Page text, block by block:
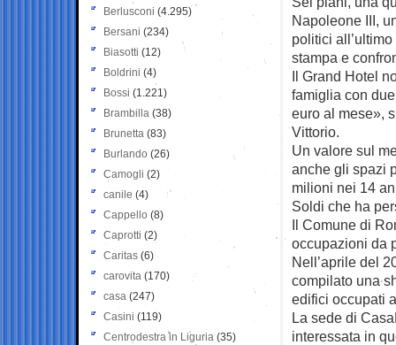
Napoleone III,
politici
stampa e
Il Grand Hotel
famiglia con
euro al mese»,
Vittorio.
Un valore sul
anche gli spazi
milioni nei 14
Soldi che ha
Il Comune di
occupazioni da
Nell’aprile del
compilato una
edifici occupati
La sede di
interessata in
Berlusconi (4.295)
Bersani (234)
Biasotti (12)
Boldrini (4)
Bossi (1.221)
Brambilla (38)
Brunetta (83)
Burlando (26)
Camogli (2)
canile (4)
Cappello (8)
Caprotti (2)
Caritas (6)
carovita (170)
casa (247)
Casini (119)
Centrodestra in Liguria (35)